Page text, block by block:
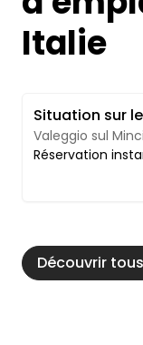
Italie
Valeggio sul
Réservation
Découvrir